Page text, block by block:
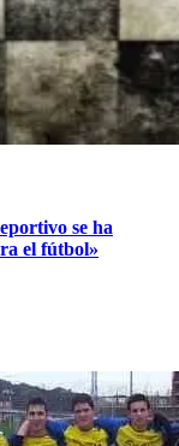
se ha
el fútbol»